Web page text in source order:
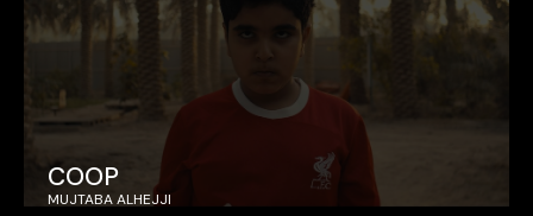
COOP
MUJTABA ALHEJJI